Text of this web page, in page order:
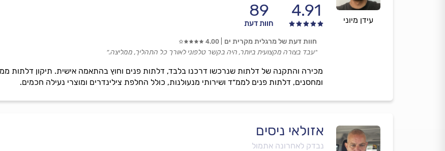
עידן מיוני
4.91
89
חוות דעת
מכירה והתקנה של דלתות שנרכשו דרכנו בלבד, דלתות פנים וחוץ בהתאמה אישית. תיקון דלתות
ומחסנים, דלתות פנים לממ״ד ושירותי מנעולנות, כולל החלפת צילינדרים ומוצרי נעילה חכמים.
חוות דעת של מרגלית מקרית ים 4.00
״עבד בצורה מקצועית ביותר, היה בקשר טלפוני לאורך כל התהליך, ממליצה.״
אזולאי ניסים
נבדק לאחרונה אתמול